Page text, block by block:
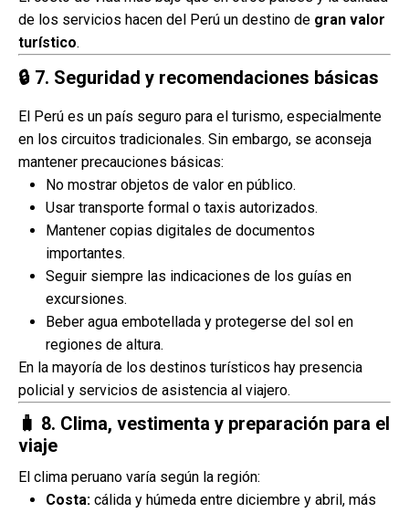
de los servicios hacen del Perú un destino de gran valor
turístico.
🔒 7. Seguridad y recomendaciones básicas
El Perú es un país seguro para el turismo, especialmente
en los circuitos tradicionales. Sin embargo, se aconseja
mantener precauciones básicas:
No mostrar objetos de valor en público.
Usar transporte formal o taxis autorizados.
Mantener copias digitales de documentos
importantes.
Seguir siempre las indicaciones de los guías en
excursiones.
Beber agua embotellada y protegerse del sol en
regiones de altura.
En la mayoría de los destinos turísticos hay presencia
policial y servicios de asistencia al viajero.
🧳 8. Clima, vestimenta y preparación para el
viaje
El clima peruano varía según la región:
Costa: cálida y húmeda entre diciembre y abril, más